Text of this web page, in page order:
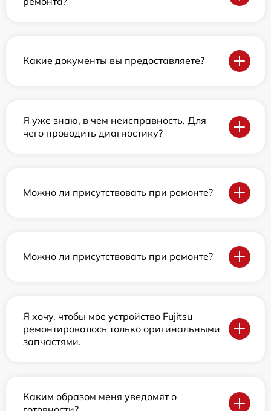
Какие документы вы предоставляете?
Я уже знаю, в чем неисправность. Для
чего проводить диагностику?
Можно ли присутствовать при ремонте?
Можно ли присутствовать при ремонте?
Я хочу, чтобы мое устройство Fujitsu
ремонтировалось только оригинальными
запчастями.
Каким образом меня уведомят о